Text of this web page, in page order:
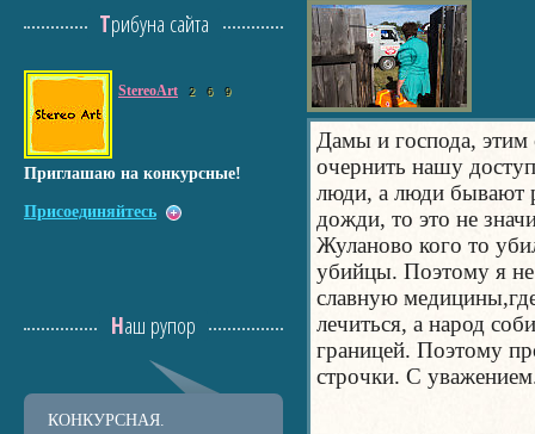
Дамы и господа,
очернить нашу
люди, а люди бывают
дожди, то это не
Жуланово кого то
убийцы. Поэтому я
славную
лечиться, а народ
границей. Поэтому
строчки. С
Трибуна сайта
StereoArt 2 6 9
Приглашаю на конкурсные!
Присоединяйтесь
Наш рупор
КОНКУРСНАЯ.